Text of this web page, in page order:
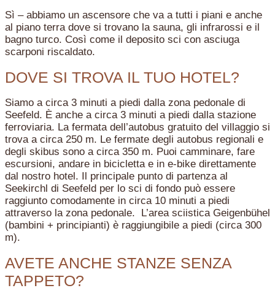
Sì – abbiamo un ascensore che va a tutti i piani e anche
al piano terra dove si trovano la sauna, gli infrarossi e il
bagno turco. Così come il deposito sci con asciuga
scarponi riscaldato.
DOVE SI TROVA IL TUO HOTEL?
Siamo a circa 3 minuti a piedi dalla zona pedonale di
Seefeld. È anche a circa 3 minuti a piedi dalla stazione
ferroviaria. La fermata dell’autobus gratuito del villaggio si
trova a circa 250 m. Le fermate degli autobus regionali e
degli skibus sono a circa 350 m. Puoi camminare, fare
escursioni, andare in bicicletta e in e-bike direttamente
dal nostro hotel. Il principale punto di partenza al
Seekirchl di Seefeld per lo sci di fondo può essere
raggiunto comodamente in circa 10 minuti a piedi
attraverso la zona pedonale. L’area sciistica Geigenbühel
(bambini + principianti) è raggiungibile a piedi (circa 300
m).
AVETE ANCHE STANZE SENZA
TAPPETO?